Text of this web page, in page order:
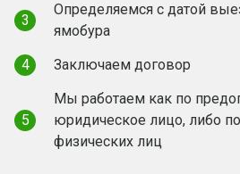
3
Определяемся с датой
ямобура
4
Заключаем договор
5
Мы работаем как по
юридическое лицо, либо
физических лиц